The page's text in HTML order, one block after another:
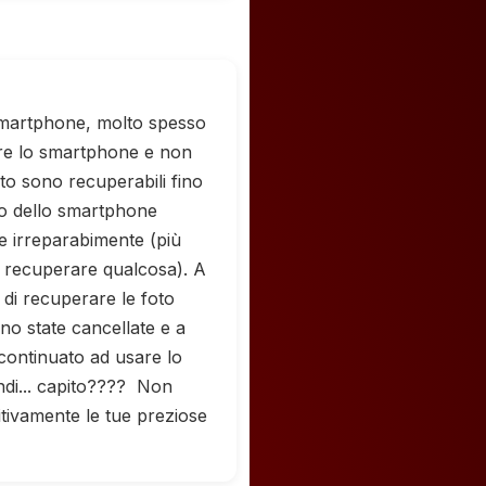
molto spesso
lo smartphone e non
sono recuperabili fino
dello smartphone
irreparabimente (più
qualcosa). A
recuperare le foto
state cancellate e a
ad usare lo
capito???? Non
le tue preziose